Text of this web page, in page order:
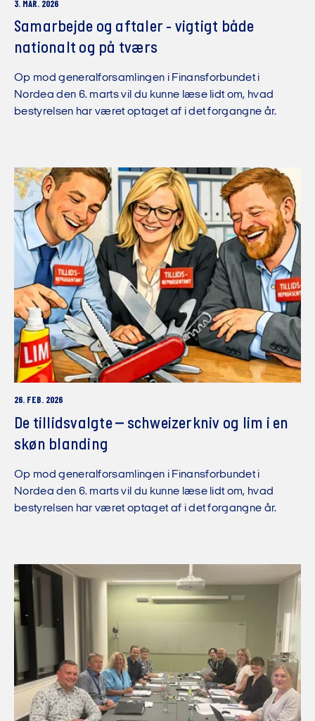
3. MAR. 2026
Samarbejde og aftaler - vigtigt både
nationalt og på tværs
Op mod generalforsamlingen i Finansforbundet i
Nordea den 6. marts vil du kunne læse lidt om, hvad
bestyrelsen har været optaget af i det forgangne år.
26. FEB. 2026
De tillidsvalgte – schweizerkniv og lim i en
skøn blanding
Op mod generalforsamlingen i Finansforbundet i
Nordea den 6. marts vil du kunne læse lidt om, hvad
bestyrelsen har været optaget af i det forgangne år.